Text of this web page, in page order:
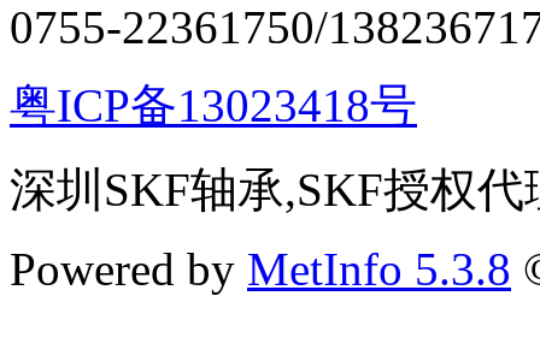
0755-22361750/
粤ICP备13023418号
深圳SKF轴承,SKF授权
Powered by MetInfo 5.3.8